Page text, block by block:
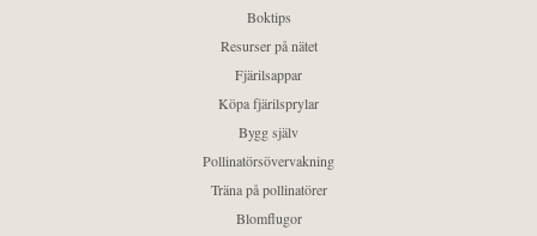
Boktips
Resurser på nätet
Fjärilsappar
Köpa fjärilsprylar
Bygg själv
Pollinatörsövervakning
Träna på pollinatörer
Blomflugor